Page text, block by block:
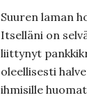
Suuren laman
Itselläni on
liittynyt
oleellisesti
ihmisille